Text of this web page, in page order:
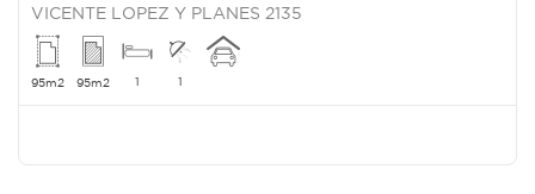
VICENTE LOPEZ Y PLANES 2135
95m2 95m2 1 1